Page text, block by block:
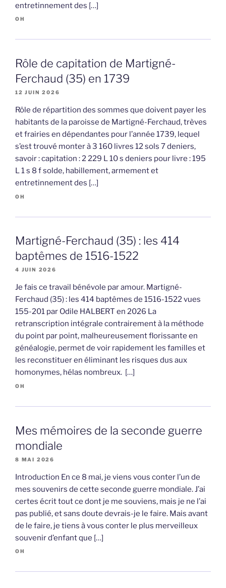
entretinnement des […]
OH
Rôle de capitation de Martigné-
Ferchaud (35) en 1739
12 JUIN 2026
Rôle de répartition des sommes que doivent payer les
habitants de la paroisse de Martigné-Ferchaud, trèves
et frairies en dépendantes pour l’année 1739, lequel
s’est trouvé monter à 3 160 livres 12 sols 7 deniers,
savoir : capitation : 2 229 L 10 s deniers pour livre : 195
L 1 s 8 f solde, habillement, armement et
entretinnement des […]
OH
Martigné-Ferchaud (35) : les 414
baptêmes de 1516-1522
4 JUIN 2026
Je fais ce travail bénévole par amour. Martigné-
Ferchaud (35) : les 414 baptêmes de 1516-1522 vues
155-201 par Odile HALBERT en 2026 La
retranscription intégrale contrairement à la méthode
du point par point, malheureusement florissante en
généalogie, permet de voir rapidement les familles et
les reconstituer en éliminant les risques dus aux
homonymes, hélas nombreux. […]
OH
Mes mémoires de la seconde guerre
mondiale
8 MAI 2026
Introduction En ce 8 mai, je viens vous conter l’un de
mes souvenirs de cette seconde guerre mondiale. J’ai
certes écrit tout ce dont je me souviens, mais je ne l’ai
pas publié, et sans doute devrais-je le faire. Mais avant
de le faire, je tiens à vous conter le plus merveilleux
souvenir d’enfant que […]
OH